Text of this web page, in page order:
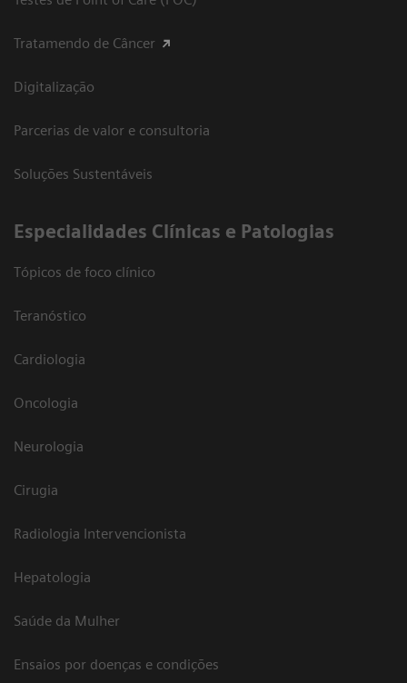
Tratamendo de Câncer
Digitalização
Parcerias de valor e consultoria
Soluções Sustentáveis
​Especialidades Clínicas e Patologias
Tópicos de foco clínico
Teranóstico
Cardiologia
Oncologia
Neurologia
Cirugia
Radiologia Intervencionista
Hepatologia
Saúde da Mulher
Ensaios por doenças e condições